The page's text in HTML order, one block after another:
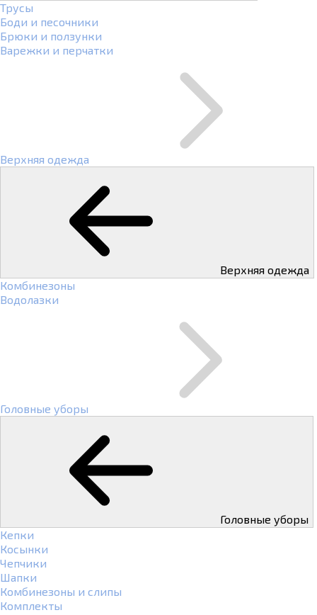
Трусы
Боди и песочники
Брюки и ползунки
Варежки и перчатки
Верхняя одежда
Верхняя одежда
Комбинезоны
Водолазки
Головные уборы
Головные уборы
Кепки
Косынки
Чепчики
Шапки
Комбинезоны и слипы
Комплекты